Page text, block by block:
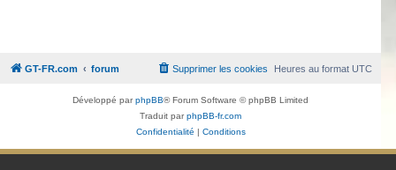
GT-FR.com forum Heures au formatUTC
Supprimer les cookies
Développé parphpBB® Forum Software © phpBB Limited
Traduit parphpBB-fr.com
Confidentialité | Conditions